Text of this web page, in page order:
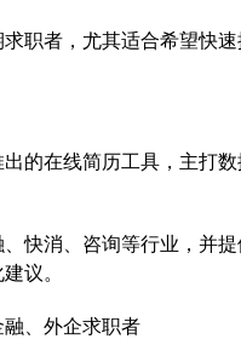
职者，尤其适合希望快
的在线简历工具，主打
快消、咨询等行业，并
议。
、外企求职者